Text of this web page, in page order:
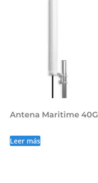
Antena Maritime 40G
Leer más